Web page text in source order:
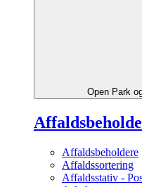
Open Park
Affaldsbeholdere
Affaldssortering
Affaldsstativ -